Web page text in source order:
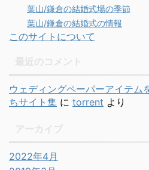
葉山/鎌倉の結婚式場の季節
葉山/鎌倉の結婚式の情報
このサイトについて
ウェディングペーパーアイテム
ちサイト集 に torrent より
2022年4月